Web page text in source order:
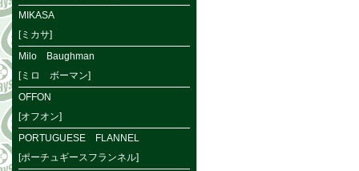
MIKASA
[ミカサ]
Milo Baughman
[ミロ ボーマン]
OFFON
[オフオン]
PORTUGUESE FLANNEL
[ポーチュギースフランネル]